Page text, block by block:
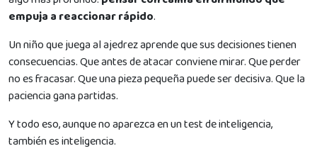
empuja a reaccionar rápido.
Un niño que juega al ajedrez aprende que sus decisiones tienen
consecuencias. Que antes de atacar conviene mirar. Que perder
no es fracasar. Que una pieza pequeña puede ser decisiva. Que la
paciencia gana partidas.
Y todo eso, aunque no aparezca en un test de inteligencia,
también es inteligencia.